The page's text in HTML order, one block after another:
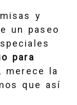
y
un paseo
para
merece la
que así